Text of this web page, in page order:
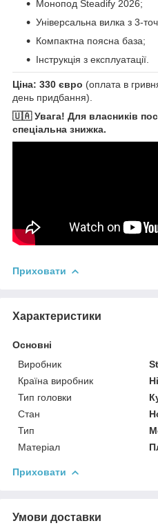
Монопод Steadify 2026;
Універсальна вилка з 3-
Компактна поясна база;
Інструкція з експлуатації.
Ціна: 330 євро (оплата в
день придбання).
🇺🇦 Увага! Для власників
спеціальна знижка.
Приховати
Характеристики
Основні
Виробник
Країна виробник
Тип головки
Стан
Тип
Матеріал
Приховати
Умови доставки